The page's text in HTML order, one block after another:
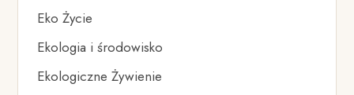
Eko Życie
Ekologia i środowisko
Ekologiczne Żywienie